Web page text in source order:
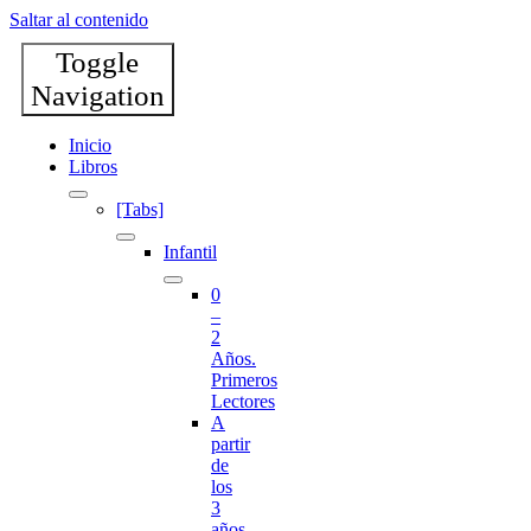
Saltar al contenido
Toggle
Navigation
Inicio
Libros
[Tabs]
Infantil
0
–
2
Años.
Primeros
Lectores
A
partir
de
los
3